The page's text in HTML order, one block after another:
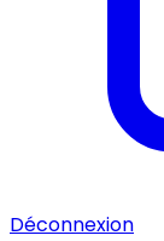
Déconnexion